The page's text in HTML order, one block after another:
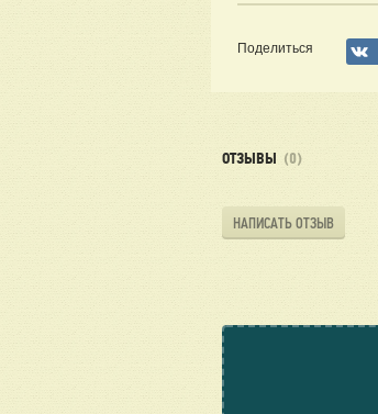
Поделиться
ОТЗЫВЫ (0)
НАПИСАТЬ ОТЗЫВ